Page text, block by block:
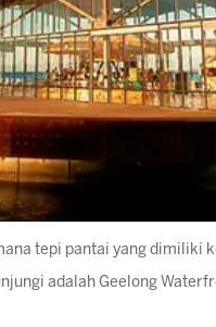
tepi pantai yang dimiliki
adalah Geelong